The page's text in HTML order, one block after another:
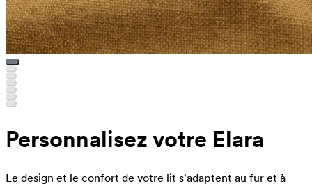
Personnalisez votre Elara
Le design et le confort de votre lit s'adaptent au fur et à